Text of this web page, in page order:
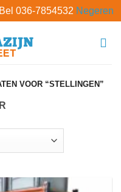
036-7854532 Negeren
VOOR “STELLINGEN”